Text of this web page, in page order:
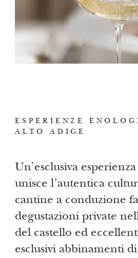
ESPERIENZE
ALTO ADIGE
Un’esclusiva
unisce l’autentica
cantine a conduzione
degustazioni private
del castello ed
esclusivi abbinamenti